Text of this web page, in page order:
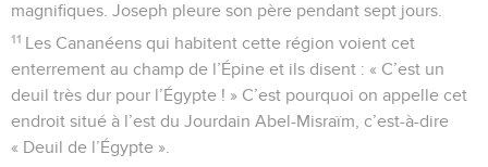
magnifiques. Joseph pleure son père pendant sept jours.
11 Les Cananéens qui habitent cette région voient cet
enterrement au champ de l’Épine et ils disent : « C’est un
deuil très dur pour l’Égypte ! » C’est pourquoi on appelle cet
endroit situé à l’est du Jourdain Abel-Misraïm, c’est-à-dire
« Deuil de l’Égypte ».